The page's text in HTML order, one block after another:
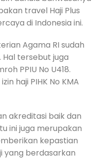
travel Haji Plus
di Indonesia ini.
Agama RI sudah
Hal tersebut juga
PPIU No U418.
haji PIHK No KMA
akreditasi baik dan
ini juga merupakan
kepastian
yang berdasarkan